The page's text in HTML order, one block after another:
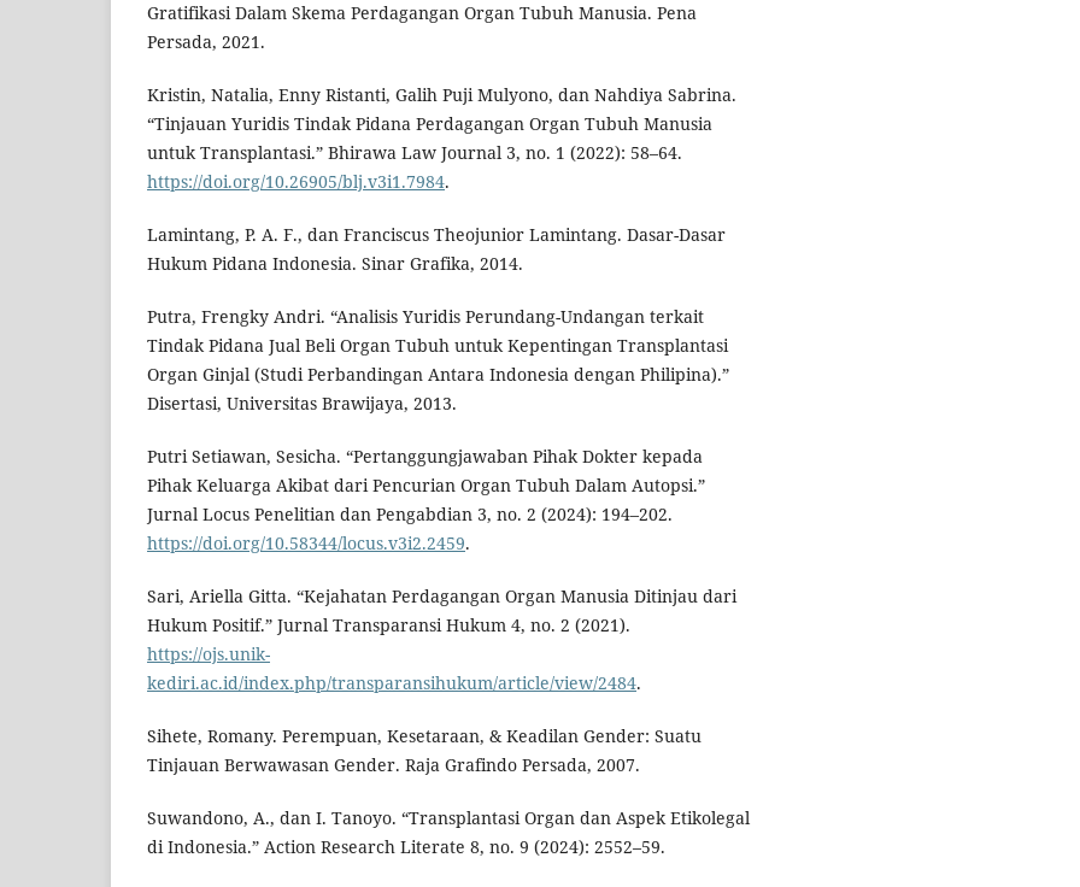
Gratifikasi Dalam Skema Perdagangan Organ Tubuh Manusia. Pena
Persada, 2021.
Kristin, Natalia, Enny Ristanti, Galih Puji Mulyono, dan Nahdiya Sabrina.
“Tinjauan Yuridis Tindak Pidana Perdagangan Organ Tubuh Manusia
untuk Transplantasi.” Bhirawa Law Journal 3, no. 1 (2022): 58–64.
https://doi.org/10.26905/blj.v3i1.7984.
Lamintang, P. A. F., dan Franciscus Theojunior Lamintang. Dasar-Dasar
Hukum Pidana Indonesia. Sinar Grafika, 2014.
Putra, Frengky Andri. “Analisis Yuridis Perundang-Undangan terkait
Tindak Pidana Jual Beli Organ Tubuh untuk Kepentingan Transplantasi
Organ Ginjal (Studi Perbandingan Antara Indonesia dengan Philipina).”
Disertasi, Universitas Brawijaya, 2013.
Putri Setiawan, Sesicha. “Pertanggungjawaban Pihak Dokter kepada
Pihak Keluarga Akibat dari Pencurian Organ Tubuh Dalam Autopsi.”
Jurnal Locus Penelitian dan Pengabdian 3, no. 2 (2024): 194–202.
https://doi.org/10.58344/locus.v3i2.2459.
Sari, Ariella Gitta. “Kejahatan Perdagangan Organ Manusia Ditinjau dari
Hukum Positif.” Jurnal Transparansi Hukum 4, no. 2 (2021).
https://ojs.unik-
kediri.ac.id/index.php/transparansihukum/article/view/2484.
Sihete, Romany. Perempuan, Kesetaraan, & Keadilan Gender: Suatu
Tinjauan Berwawasan Gender. Raja Grafindo Persada, 2007.
Suwandono, A., dan I. Tanoyo. “Transplantasi Organ dan Aspek Etikolegal
di Indonesia.” Action Research Literate 8, no. 9 (2024): 2552–59.